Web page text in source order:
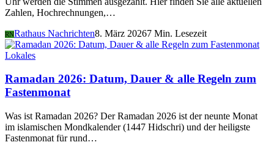
Zahlen, Hochrechnungen,…
RNRathaus Nachrichten8. März 20267 Min. Lesezeit
Lokales
Ramadan 2026: Datum, Dauer & alle Regeln zum
Fastenmonat
Was ist Ramadan 2026? Der Ramadan 2026 ist der neunte Monat
im islamischen Mondkalender (1447 Hidschri) und der heiligste
Fastenmonat für rund…